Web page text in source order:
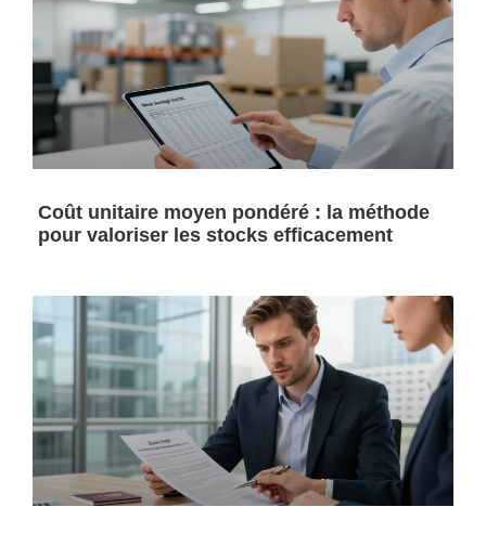
Coût unitaire moyen pondéré : la méthode
pour valoriser les stocks efficacement